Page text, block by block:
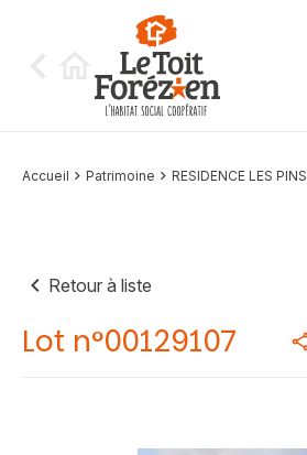
Accueil Patrimoine RESIDENCE LES PINS
Retour à liste
Lot n°00129107